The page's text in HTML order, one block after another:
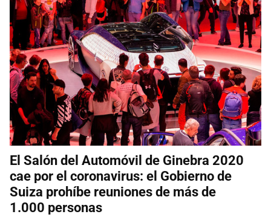
El Salón del Automóvil de Ginebra 2020
cae por el coronavirus: el Gobierno de
Suiza prohíbe reuniones de más de
1.000 personas